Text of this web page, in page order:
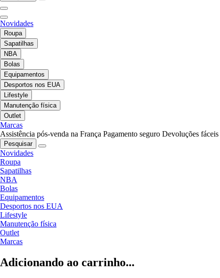
Novidades
Roupa
Sapatilhas
NBA
Bolas
Equipamentos
Desportos nos EUA
Lifestyle
Manutenção física
Outlet
Marcas
Assistência pós-venda na França Pagamento seguro Devoluções fáceis
Pesquisar
Novidades
Roupa
Sapatilhas
NBA
Bolas
Equipamentos
Desportos nos EUA
Lifestyle
Manutenção física
Outlet
Marcas
Adicionando ao carrinho...